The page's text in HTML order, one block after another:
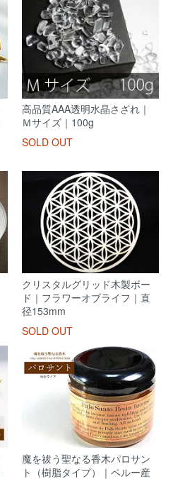
高品質AAA透明水晶さざれ｜
Ｍサイズ｜100g
SOLD OUT
クリスタルグリッド木製ボー
ド｜フラワーオブライフ｜直
径153mm
SOLD OUT
魔を祓う聖なる香木パロサン
ト（樹脂タイプ）｜ペルー産